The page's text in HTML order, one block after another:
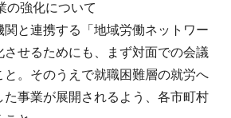
の強化について
と連携する「地域労働ネットワー
させるためにも、まず対面での会議
と。そのうえで就職困難層の就労へ
た事業が展開されるよう、各市町村